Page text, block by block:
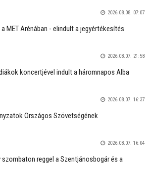
2026.08.08. 07:07
MET Arénában - elindult a jegyértékesítés
2026.08.07. 21:58
koncertjével indult a háromnapos Alba
2026.08.07. 16:37
Országos Szövetségének
2026.08.07. 16:04
reggel a Szentjánosbogár és a